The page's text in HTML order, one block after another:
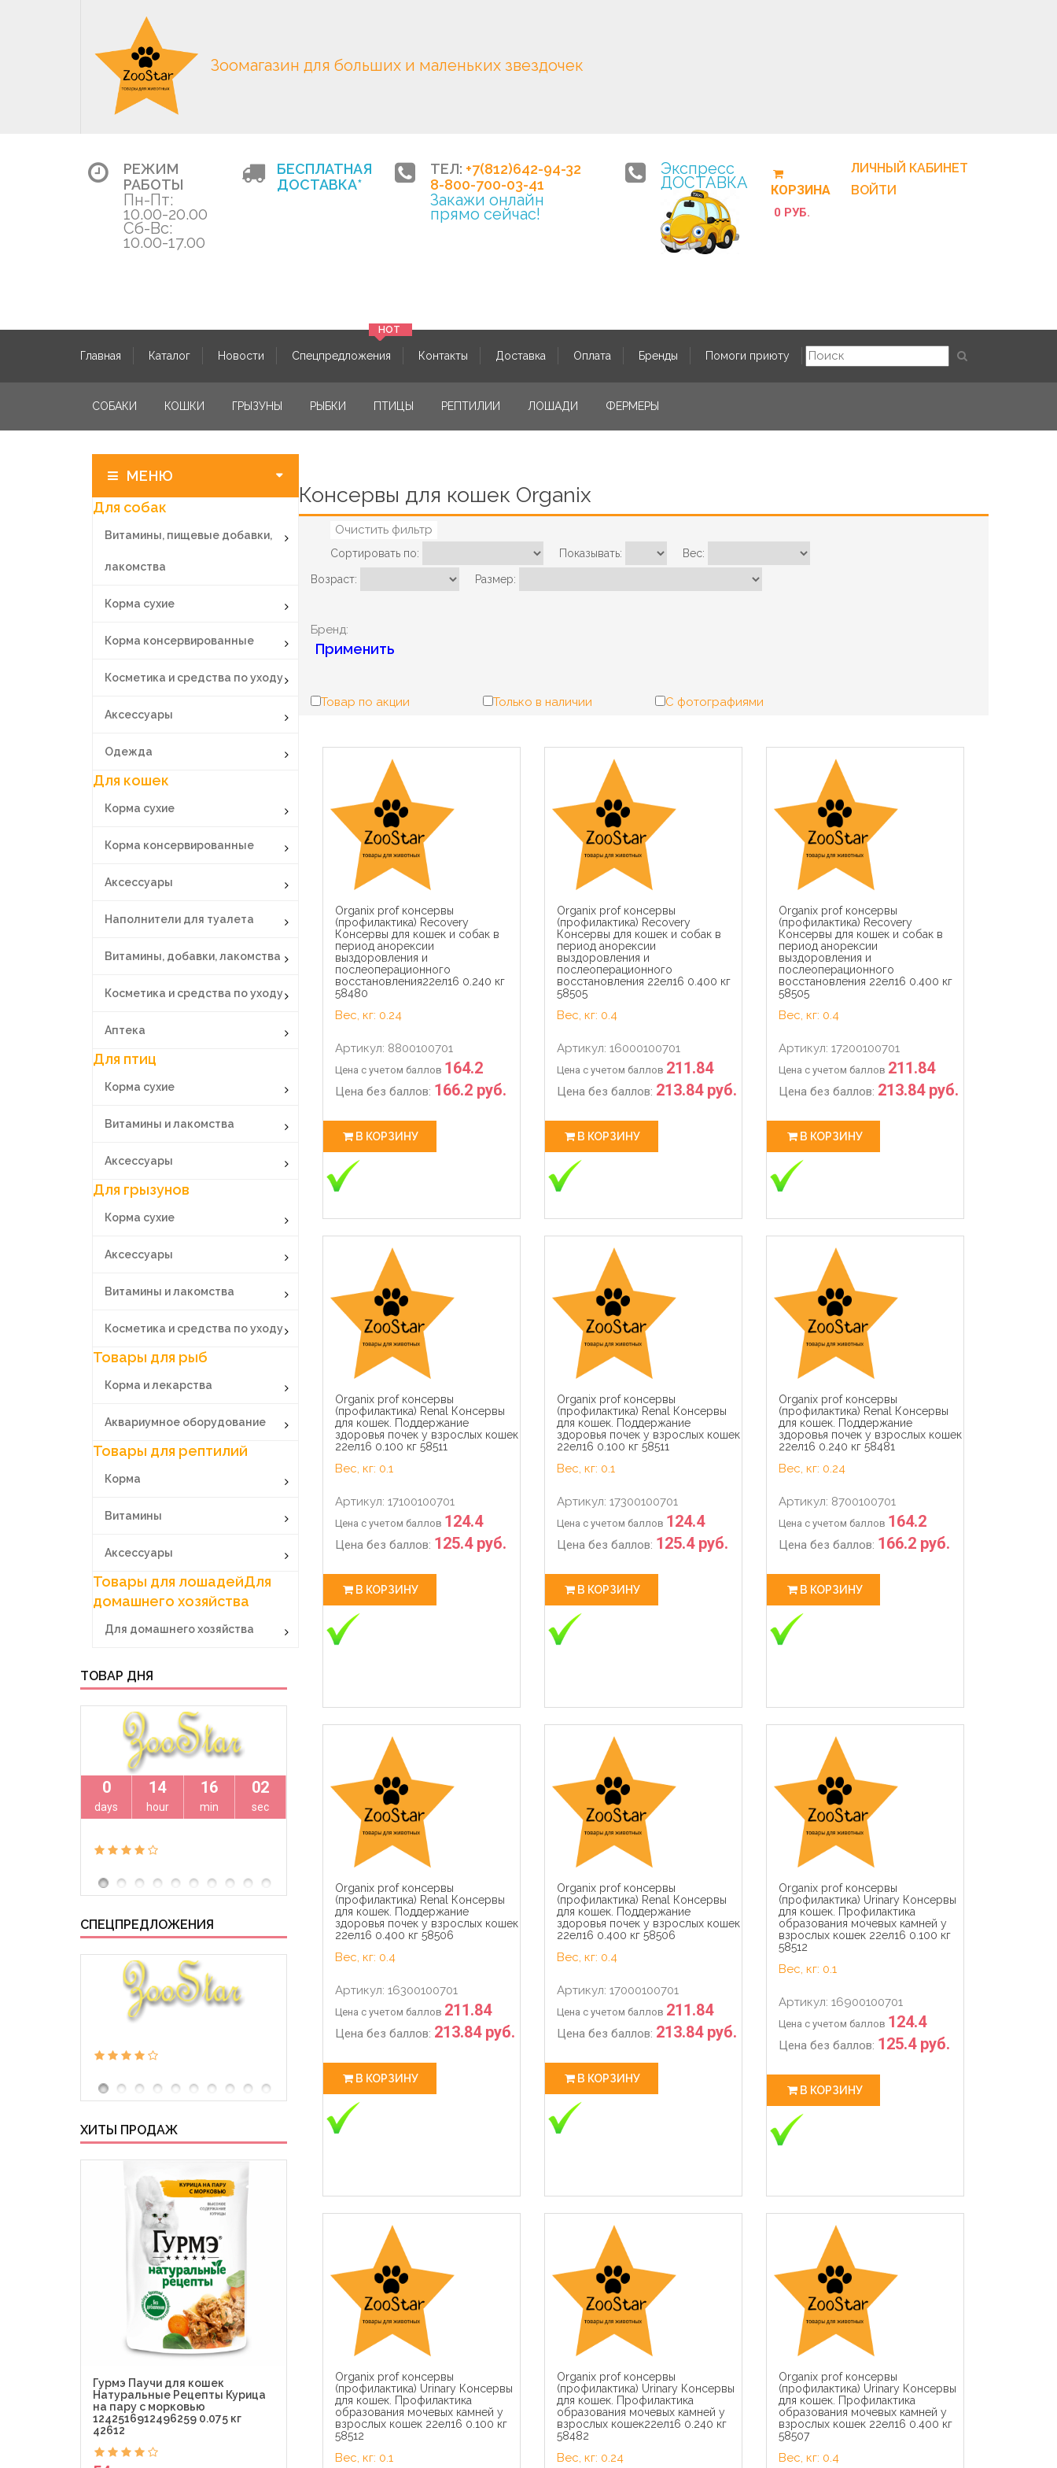
Зоомагазин для больших и маленьких звездочек
РЕЖИМ
РАБОТЫ
Пн-Пт:
10.00-20.00
Сб-Вс:
10.00-17.00
БЕСПЛАТНАЯ
ДОСТАВКА*
ТЕЛ: +7(812)642-94-32
8-800-700-03-41
Закажи онлайн
прямо сейчас!
Экспресс
ДОСТАВКА КОРЗИНА
0 РУБ.
ЛИЧНЫЙ КАБИНЕТ
ВОЙТИ
Главная Каталог Новости Спецпредложения Контакты Доставка Оплата Бренды Помоги приюту
СОБАКИ КОШКИ ГРЫЗУНЫ РЫБКИ ПТИЦЫ РЕПТИЛИИ ЛОШАДИ ФЕРМЕРЫ
МЕНЮ
Для собак
Витамины, пищевые добавки,
лакомства
Корма сухие
Корма консервированные
Косметика и средства по уходу
Аксессуары
Одежда
Для кошек
Корма сухие
Корма консервированные
Аксессуары
Наполнители для туалета
Витамины, добавки, лакомства
Косметика и средства по уходу
Аптека
Для птиц
Корма сухие
Витамины и лакомства
Аксессуары
Для грызунов
Корма сухие
Аксессуары
Витамины и лакомства
Косметика и средства по уходу
Товары для рыб
Корма и лекарства
Аквариумное оборудование
Товары для рептилий
Корма
Витамины
Аксессуары
Товары для лошадейДля
домашнего хозяйства
Для домашнего хозяйства
ТОВАР ДНЯ
0
days
14
hour
16
min
01
sec
0
days
14
hour
16
min
0
days
14
hour
16
min
0
days
14
hour
16
СПЕЦПРЕДЛОЖЕНИЯ
ХИТЫ ПРОДАЖ
Гурмэ Паучи для кошек
Натуральные Рецепты Курица
на пару с морковью
1242516912496259 0.075 кг
42612
Гурмэ Паучи для кошек Желе
Де-Люкс с курицей (Gourmet
Perl) 124250811243974212486926
0.075 кг 41525
54
Royal Canin паучи RC Кусочки в
соусе для кастрированных
кошек 1-7лет (Sterilized)
40950008R040950008R1 0.085
кг 22794
Royal Canin паучи ВВА RC
Консервы паштет для щенков
до 2мес., беременных и
кормящих сук (Starter Mousse)
40770019A0 | Starter Mousse
Mother & Babydog, 0,195 кг
Консервы для кошек Organix
Очистить фильтр
Сортировать по: Показывать: Вес:
Возраст: Размер:
Бренд:
Применить
Товар по акции Только в наличии С фотографиями
Organix prof консервы
(профилактика) Recovery
Консервы для кошек и собак в
период анорексии
выздоровления и
послеоперационного
восстановления22ел16 0.240 кг
58480
Вес, кг: 0.24
Артикул: 8800100701
Цена с учетом баллов 164.2
Цена без баллов: 166.2 руб.
В КОРЗИНУ
Organix prof консервы
(профилактика) Recovery
Консервы для кошек и собак в
период анорексии
выздоровления и
послеоперационного
восстановления 22ел16 0.400 кг
58505
Вес, кг: 0.4
Артикул: 16000100701
Цена с учетом баллов 211.84
Цена без баллов: 213.84 руб.
В КОРЗИНУ
Organix prof консервы
(профилактика) Recovery
Консервы для кошек и собак в
период анорексии
выздоровления и
послеоперационного
восстановления 22ел16 0.400 кг
58505
Вес, кг: 0.4
Артикул: 17200100701
Цена с учетом баллов 211.84
Цена без баллов: 213.84 руб.
В КОРЗИНУ
Organix prof консервы
(профилактика) Renal Консервы
для кошек. Поддержание
здоровья почек у взрослых кошек
22ел16 0.100 кг 58511
Вес, кг: 0.1
Артикул: 17100100701
Цена с учетом баллов 124.4
Цена без баллов: 125.4 руб.
В КОРЗИНУ
Organix prof консервы
(профилактика) Renal Консервы
для кошек. Поддержание
здоровья почек у взрослых кошек
22ел16 0.100 кг 58511
Вес, кг: 0.1
Артикул: 17300100701
Цена с учетом баллов 124.4
Цена без баллов: 125.4 руб.
В КОРЗИНУ
Organix prof консервы
(профилактика) Renal Консервы
для кошек. Поддержание
здоровья почек у взрослых кошек
22ел16 0.240 кг 58481
Вес, кг: 0.24
Артикул: 8700100701
Цена с учетом баллов 164.2
Цена без баллов: 166.2 руб.
В КОРЗИНУ
Organix prof консервы
(профилактика) Renal Консервы
для кошек. Поддержание
здоровья почек у взрослых кошек
22ел16 0.400 кг 58506
Вес, кг: 0.4
Артикул: 16300100701
Цена с учетом баллов 211.84
Цена без баллов: 213.84 руб.
В КОРЗИНУ
Organix prof консервы
(профилактика) Renal Консервы
для кошек. Поддержание
здоровья почек у взрослых кошек
22ел16 0.400 кг 58506
Вес, кг: 0.4
Артикул: 17000100701
Цена с учетом баллов 211.84
Цена без баллов: 213.84 руб.
В КОРЗИНУ
Organix prof консервы
(профилактика) Urinary Консервы
для кошек. Профилактика
образования мочевых камней у
взрослых кошек 22ел16 0.100 кг
58512
Вес, кг: 0.1
Артикул: 16900100701
Цена с учетом баллов 124.4
Цена без баллов: 125.4 руб.
В КОРЗИНУ
Organix prof консервы
(профилактика) Urinary Консервы
для кошек. Профилактика
образования мочевых камней у
взрослых кошек 22ел16 0.100 кг
58512
Вес, кг: 0.1
Organix prof консервы
(профилактика) Urinary Консервы
для кошек. Профилактика
образования мочевых камней у
взрослых кошек22ел16 0.240 кг
58482
Вес, кг: 0.24
Organix prof консервы
(профилактика) Urinary Консервы
для кошек. Профилактика
образования мочевых камней у
взрослых кошек 22ел16 0.400 кг
58507
Вес, кг: 0.4